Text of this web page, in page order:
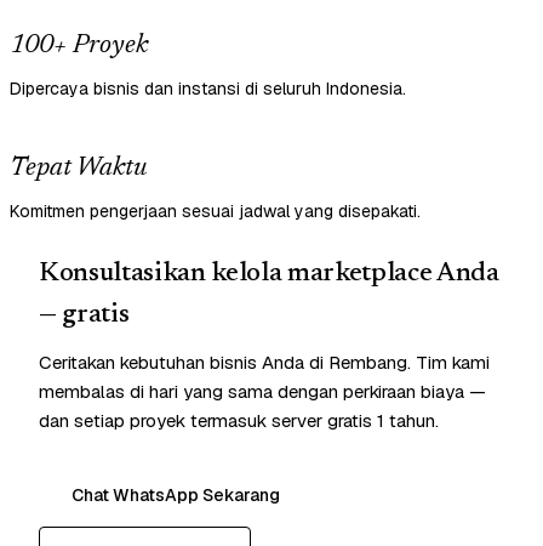
100+ Proyek
Dipercaya bisnis dan instansi di seluruh Indonesia.
Tepat Waktu
Komitmen pengerjaan sesuai jadwal yang disepakati.
Konsultasikan kelola marketplace Anda
— gratis
Ceritakan kebutuhan bisnis Anda di Rembang. Tim kami
membalas di hari yang sama dengan perkiraan biaya —
dan setiap proyek termasuk server gratis 1 tahun.
Chat WhatsApp Sekarang